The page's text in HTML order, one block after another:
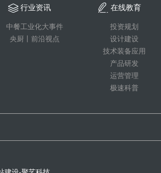
行业资讯
中餐工业化大事件
央厨丨前沿视点
在线教育
投资规划
设计建设
技术装备应用
产品研发
运营管理
极速科普